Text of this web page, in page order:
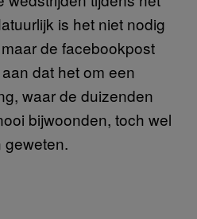
is het niet nodig
de facebookpost
dat het om een
waar de duizenden
bijwoonden, toch wel